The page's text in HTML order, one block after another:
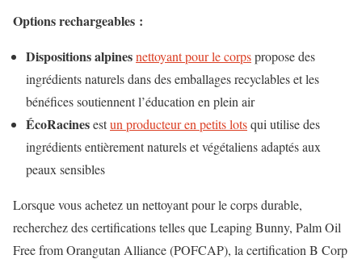
Options rechargeables :
Dispositions alpinesnettoyant pour le corpspropose des
ingrédients naturels dans des emballages recyclables et les
bénéfices soutiennent l’éducation en plein air
ÉcoRacinesestun producteur en petits lotsqui utilise des
ingrédients entièrement naturels et végétaliens adaptés aux
peaux sensibles
Lorsque vous achetez un nettoyant pour le corps durable,
recherchez des certifications telles que Leaping Bunny, Palm Oil
Free from Orangutan Alliance (POFCAP), la certification B Corp